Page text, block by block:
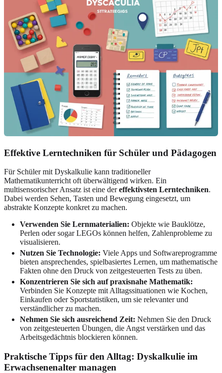
Effektive Lerntechniken für Schüler und Pädagogen
Für Schüler mit Dyskalkulie kann traditioneller
Mathematikunterricht oft überwältigend wirken. Ein
multisensorischer Ansatz ist eine dereffektivsten Lerntechniken.
Dabei werden Sehen, Tasten und Bewegung eingesetzt, um
abstrakte Konzepte konkret zu machen.
Verwenden Sie Lernmaterialien: Objekte wie Bauklötze,
Perlen oder sogar LEGOs können helfen, Zahlenprobleme zu
visualisieren.
Nutzen Sie Technologie: Viele Apps und Softwareprogramme
bieten ansprechendes, spielbasiertes Lernen, um mathematische
Fakten ohne den Druck von zeitgesteuerten Tests zu üben.
Konzentrieren Sie sich auf praxisnahe Mathematik:
Verbinden Sie Konzepte mit Alltagssituationen wie Kochen,
Einkaufen oder Sportstatistiken, um sie relevanter und
verständlicher zu machen.
Nehmen Sie sich ausreichend Zeit: Nehmen Sie den Druck
von zeitgesteuerten Übungen, die Angst verstärken und das
Arbeitsgedächtnis blockieren können.
Praktische Tipps für den Alltag: Dyskalkulie im
Erwachsenenalter managen